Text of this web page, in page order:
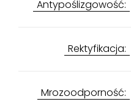
Antypoślizgowość:
Rektyfikacja:
Mrozoodporność: